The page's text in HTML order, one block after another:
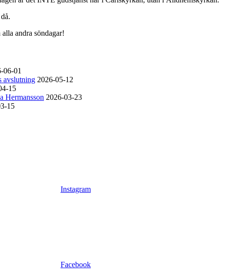
andra söndagar!
06-01
avslutning 2026-05-12
15
Hermansson 2026-03-23
15
Instagram
Facebook